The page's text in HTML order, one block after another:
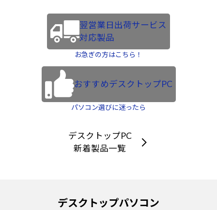
翌営業日出荷サービス
対応製品
お急ぎの方はこちら！
おすすめデスクトップPC
パソコン選びに迷ったら
デスクトップPC
新着製品一覧
デスクトップパソコン